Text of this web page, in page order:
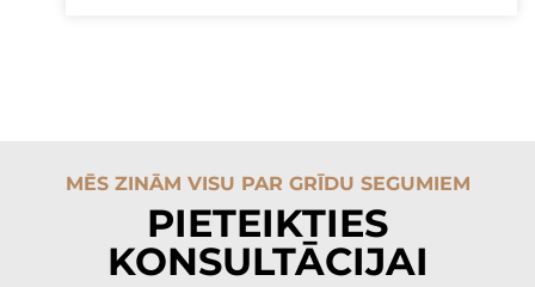
MĒS ZINĀM VISU PAR GRĪDU SEGUMIEM
PIETEIKTIES
KONSULTĀCIJAI